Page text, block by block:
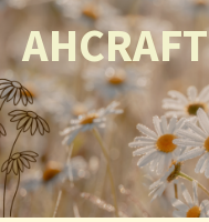
AHCRAFT